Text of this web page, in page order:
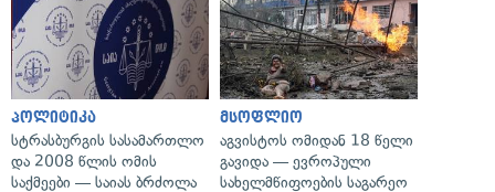
პოლიტიკა
სტრასბურგის სასამართლო
და 2008 წლის ომის
საქმეები — საიას ბრძოლა
მსოფლიო
აგვისტოს ომიდან 18 წელი
გავიდა — ევროპული
სახელმწიფოების საგარეო